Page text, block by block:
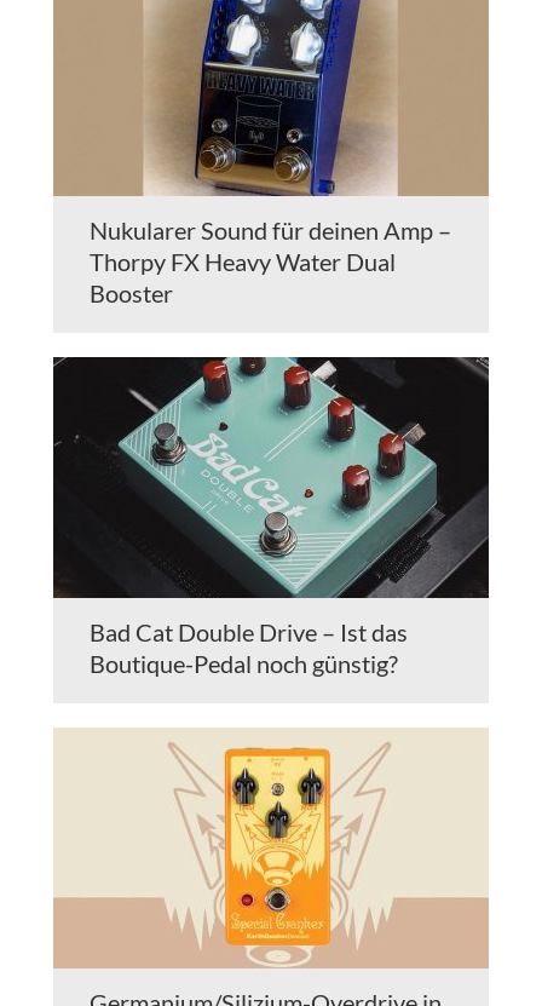
Nukularer Sound für deinen Amp –
Thorpy FX Heavy Water Dual
Booster
Bad Cat Double Drive – Ist das
Boutique-Pedal noch günstig?